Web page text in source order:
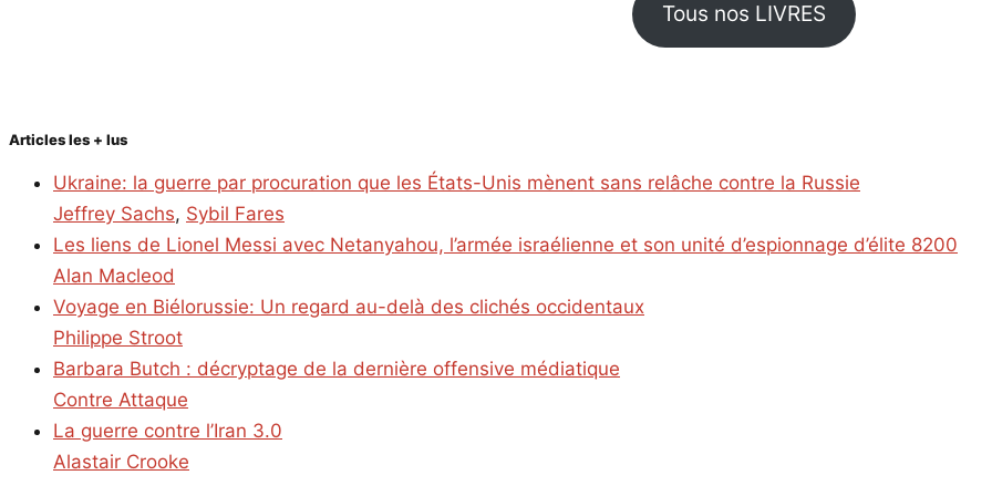
Tous nos LIVRES
Articles les + lus
Ukraine: la guerre par procuration que les États-Unis mènent sans relâche contre la Russie
Jeffrey Sachs, Sybil Fares
Les liens de Lionel Messi avec Netanyahou, l’armée israélienne et son unité d’espionnage d’élite 8200
Alan Macleod
Voyage en Biélorussie: Un regard au-delà des clichés occidentaux
Philippe Stroot
Barbara Butch : décryptage de la dernière offensive médiatique
Contre Attaque
La guerre contre l’Iran 3.0
Alastair Crooke